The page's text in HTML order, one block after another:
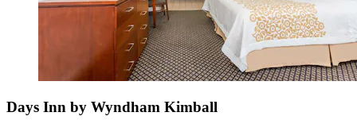
Days Inn by Wyndham Kimball